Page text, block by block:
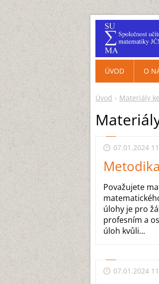
Úvod Materiály
07.01.2024
Považujete
úlohy je pro
profesním a
úloh kvůli...
07.01.2024
ÚVOD O